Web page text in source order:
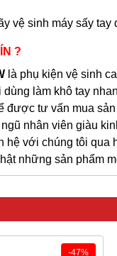
vệ sinh máy sấy
?
là phụ kiện vệ sinh
làm khô tay
tư vấn mua
nhân viên giàu
hệ với chúng tôi qua
những sản phẩm